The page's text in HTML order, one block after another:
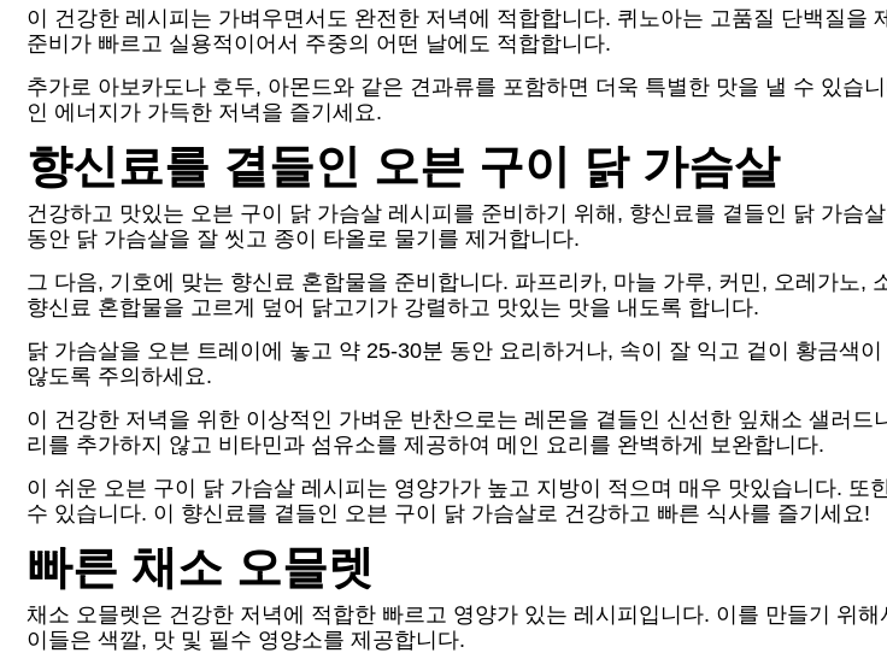
이 건강한 레시피는 가벼우면서도 완전한 저녁에 적합합니다. 퀴노아는 고품질 단백질
준비가 빠르고 실용적이어서 주중의 어떤 날에도 적합합니다.
추가로 아보카도나 호두, 아몬드와 같은 견과류를 포함하면 더욱 특별한 맛을 낼 수 있습
인 에너지가 가득한 저녁을 즐기세요.
향신료를 곁들인 오븐 구이 닭 가슴살
건강하고 맛있는 오븐 구이 닭 가슴살 레시피를 준비하기 위해, 향신료를 곁들인 닭 가슴
동안 닭 가슴살을 잘 씻고 종이 타올로 물기를 제거합니다.
그 다음, 기호에 맞는 향신료 혼합물을 준비합니다. 파프리카, 마늘 가루, 커민, 오레가노
향신료 혼합물을 고르게 덮어 닭고기가 강렬하고 맛있는 맛을 내도록 합니다.
닭 가슴살을 오븐 트레이에 놓고 약 25-30분 동안 요리하거나, 속이 잘 익고 겉이 황금색
않도록 주의하세요.
이 건강한 저녁을 위한 이상적인 가벼운 반찬으로는 레몬을 곁들인 신선한 잎채소 샐러
리를 추가하지 않고 비타민과 섬유소를 제공하여 메인 요리를 완벽하게 보완합니다.
이 쉬운 오븐 구이 닭 가슴살 레시피는 영양가가 높고 지방이 적으며 매우 맛있습니다.
수 있습니다. 이 향신료를 곁들인 오븐 구이 닭 가슴살로 건강하고 빠른 식사를 즐기세요!
빠른 채소 오믈렛
채소 오믈렛은 건강한 저녁에 적합한 빠르고 영양가 있는 레시피입니다. 이를 만들기 위
이들은 색깔, 맛 및 필수 영양소를 제공합니다.